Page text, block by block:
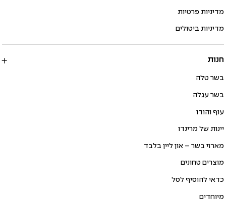
מדיניות פרטיות
מדיניות ביטולים
חנות
בשר טלה
בשר עגלה
עוף והודו
יינות של מרינדו
מארזי בשר – און ליין בלבד
מוצרים טחונים
כדאי להוסיף לסל
מיוחדים